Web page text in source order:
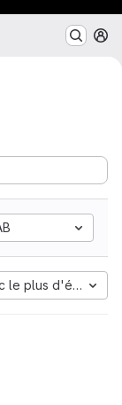
le plus d'étoiles